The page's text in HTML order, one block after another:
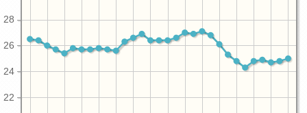
22
24
26
28